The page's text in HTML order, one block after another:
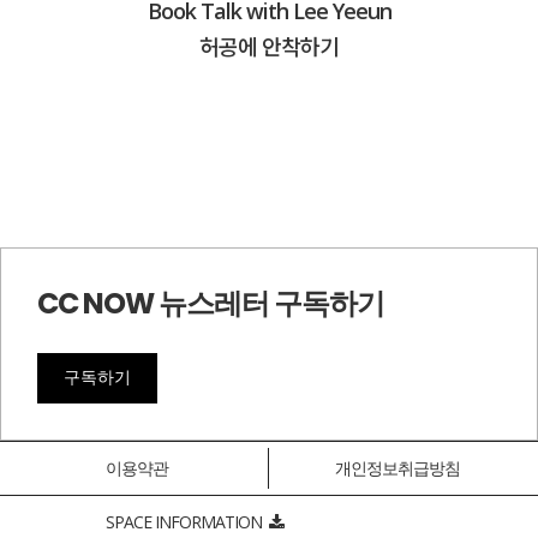
Book Talk with Lee Yeeun
허공에 안착하기
CC NOW 뉴스레터 구독하기
구독하기
이용약관 개인정보취급방침
SPACE INFORMATION